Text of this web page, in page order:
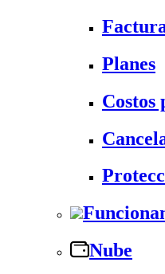
Planes
Costos
Nube